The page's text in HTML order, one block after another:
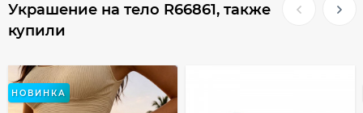
Украшение на тело R66861, также
купили
НОВИНКА